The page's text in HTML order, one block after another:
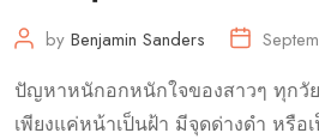
by Benjamin Sanders
ปัญหาหนักอกหนักใจของสาวๆ ทุกวัย
เพียงแค่หน้าเป็นฝ้า มีจุดด่างดำ หรือ